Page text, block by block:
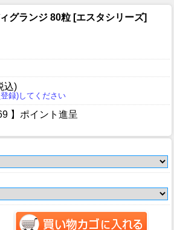
グランジ 80粒 [エスタシリーズ]
込)
録)してください
】ポイント進呈